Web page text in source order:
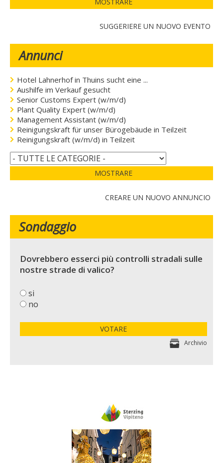
SUGGERIERE UN NUOVO EVENTO
Annunci
Hotel Lahnerhof in Thuins sucht eine ...
Aushilfe im Verkauf gesucht
Senior Customs Expert (w/m/d)
Plant Quality Expert (w/m/d)
Management Assistant (w/m/d)
Reinigungskraft für unser Bürogebäude in Teilzeit
Reinigungskraft (w/m/d) in Teilzeit
MOSTRARE
CREARE UN NUOVO ANNUNCIO
Sondaggio
Dovrebbero esserci più controlli stradali sulle
nostre strade di valico?
si
no
VOTARE
Archivio